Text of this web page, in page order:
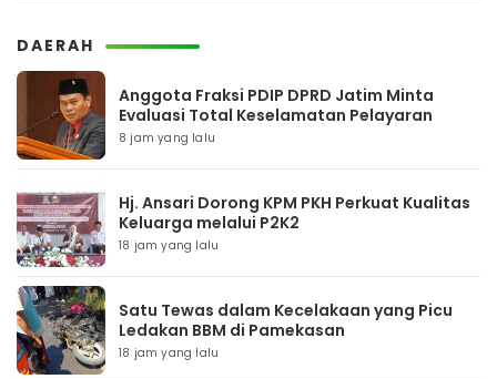
DAERAH
Anggota Fraksi PDIP DPRD Jatim Minta
Evaluasi Total Keselamatan Pelayaran
8 jam yang lalu
Hj. Ansari Dorong KPM PKH Perkuat Kualitas
Keluarga melalui P2K2
18 jam yang lalu
Satu Tewas dalam Kecelakaan yang Picu
Ledakan BBM di Pamekasan
18 jam yang lalu